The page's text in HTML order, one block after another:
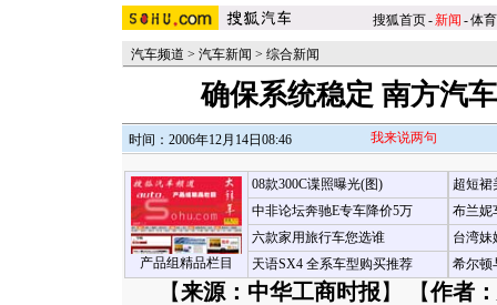
搜狐首页-新闻 -体育
汽车频道 > 汽车新闻 > 综合新闻
确保系统稳定 南方汽
时间：2006年12月14日08:46 我来说两句
产品组精品栏目
08款300C谍照曝光(图)
中非论坛奔驰E专车降价5万
六款家用旅行车您选谁
天语SX4 全系车型购买推荐
超短裙
布兰妮
台湾妹
希尔顿
【来源：中华工商时报 】 【作者